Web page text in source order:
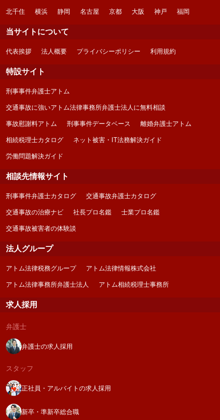
北千住 横浜 静岡 名古屋 京都 大阪 神戸 福岡
当サイトについて
代表挨拶 法人概要 プライバシーポリシー 利用規約
特設サイト
刑事事件弁護士アトム
交通事故に強いアトム法律事務所弁護士法人に無料相談
事故慰謝料アトム 刑事事件データベース 離婚弁護士アトム
相続税理士カタログ ネット被害・IT法務解決ガイド
労働問題解決ガイド
相談先情報サイト
刑事事件弁護士カタログ 交通事故弁護士カタログ
交通事故の治療ナビ 社長プロ名鑑 士業プロ名鑑
交通事故被害者の体験談
法人グループ
アトム法律税務グループ アトム法律情報株式会社
アトム法律事務所弁護士法人 アトム相続税理士事務所
求人採用
弁護士
弁護士の求人採用
スタッフ
正社員・アルバイトの求人採用
新卒・準新卒総合職